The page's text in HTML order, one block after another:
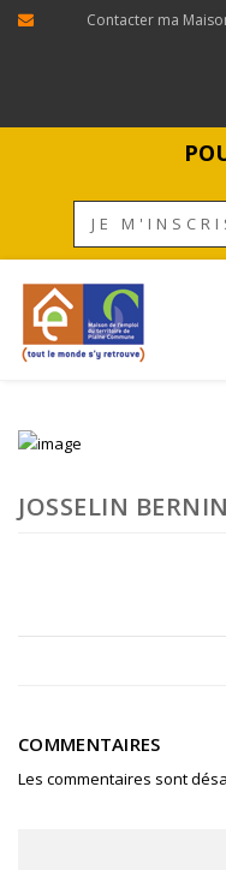
Contacter ma
JE
JOSSELIN
COMMENTAIRES
Les commentaires sont